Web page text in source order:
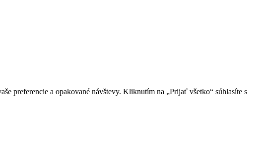
preferencie a opakované návštevy. Kliknutím na „Prijať všetko“ súhlasíte s